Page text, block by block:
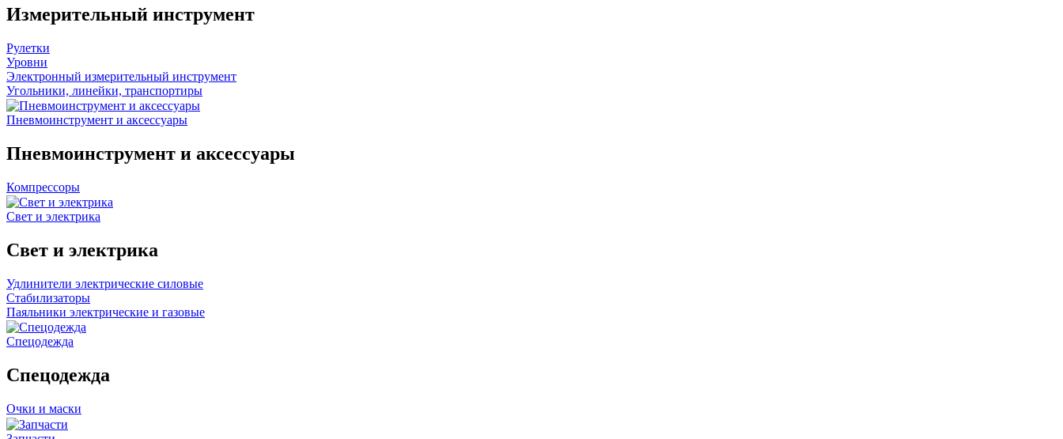
Измерительный инструмент
Рулетки
Уровни
Электронный измерительный инструмент
Угольники, линейки, транспортиры
Пневмоинструмент и аксессуары
Пневмоинструмент и аксессуары
Компрессоры
Свет и электрика
Свет и электрика
Удлинители электрические силовые
Стабилизаторы
Паяльники электрические и газовые
Спецодежда
Спецодежда
Очки и маски